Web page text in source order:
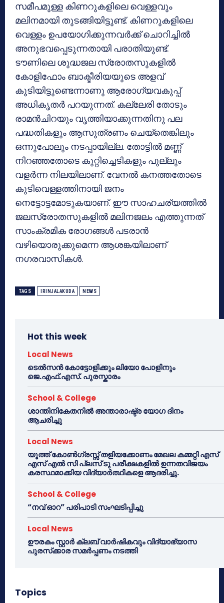
സമീപമുള്ള കിണറുകളിലെ വെള്ളവും
മലിനമായി തുടങ്ങിയിട്ടുണ്ട്. കിണറുകളിലെ
വെള്ളം ഉപയോഗിക്കുന്നവര്‍ക്ക് ചൊറിച്ചില്‍
അനുഭവപ്പെടുന്നതായി പരാതിയുണ്ട്.
ടൗണിലെ ശുദ്ധജല സ്രോതസുകളില്‍
കോളിഫോം ബാക്ടീരിയയുടെ അളവ്
കൂടിയിട്ടുണ്ടെന്നാണു ആരോഗ്യവകുപ്പ്
അധികൃതര്‍ പറയുന്നത്. കല്ലേരി തോടും
രാമന്‍ചിറയും വൃത്തിയാക്കുന്നതിനു പല
പദ്ധതികളും ആസൂത്രണം ചെയ്തെങ്കിലും
ഒന്നുപോലും നടപ്പായില്ല. തോട്ടില്‍ മണ്ണ്
നിറഞ്ഞതോടെ കുറ്റിച്ചെടികളും പുല്ലും
വളര്‍ന്ന നിലയിലാണ്. വേനല്‍ കനത്തതോടെ
കുടിവെള്ളത്തിനായി ജനം
നെട്ടോട്ടമോടുകയാണ്. ഈ സാഹചര്യത്തില്‍
ജലസ്രോതസുകളില്‍ മലിനജലം എത്തുന്നത്
സാംക്രമിക രോഗങ്ങള്‍ പടരാന്‍
വഴിയൊരുക്കുമെന്ന ആശങ്കയിലാണ്
നഗരവാസികള്‍.
TAGS IRINJALAKUDA NEWS
Hot this week
Local News
ടെൽസൻ കോട്ടോളിക്കും ലിയോ പോളിനും
ജെ.എഫ്.എസ്. പുരസ്കാരം
School & College
ശാന്തിനികേതനിൽ അന്താരാഷ്ട്ര യോഗ ദിനം
ആചരിച്ചു
Local News
യൂത്ത് കോൺഗ്രസ്സ് തളിയക്കോണം മേഖല കമ്മറ്റി എസ്
എസ് എൽ സി പ്ലസ് ടു പരീക്ഷകളിൽ ഉന്നതവിജയം
കരസ്ഥമാക്കിയ വിദ്യാർത്ഥികളെ ആദരിച്ചു.
School & College
“നവ് ഓറ” പരിപാടി സംഘടിപ്പിച്ചു
Local News
ഊരകം സ്റ്റാർ ക്ലബ് വാർഷികവും വിദ്യാഭ്യാസ
പുരസ്‌ക്കാര സമർപ്പണം നടത്തി
Topics